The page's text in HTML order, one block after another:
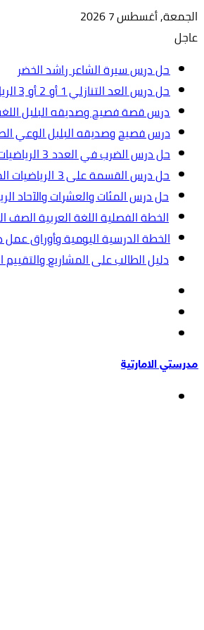
الجمعة, أغسطس 7 2026
عاجل
حل درس سيرة الشاعر راشد الخضر
حل درس العد التنازلي 1 أو 2 أو 3 الرياضيات المتكاملة الصف الأول
درس قصة فصيح وصديقه البلبل
درس فصيح وصديقه البلبل الوعي
حل درس الضرب في العدد 3 الرياضيات المتكاملة الصف الثالث.ppt
حل درس القسمة على 3 الرياضيات المتكاملة الصف الثالث
حل درس المئات والعشرات والآحاد
الخطة الفصلية اللغة العربية الصف
الخطة الدرسية اليومية وأوراق عمل
دليل الطالب على المشاريع
عمود
جانبي
مدرستي الامارتية